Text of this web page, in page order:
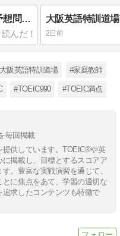
大阪英語特訓道場TOEIC®TEST予想問題 No. 711
2日前
阪英語特訓道場 #家庭教師
#TOEIC990 #TOEIC満点
毎回掲載
提供しています。TOEIC®や英
掲載し、目標とするスコアア
。豊富な実戦演習を通じて、
に焦点をあて、学習の適切な
求したコンテンツも特徴で